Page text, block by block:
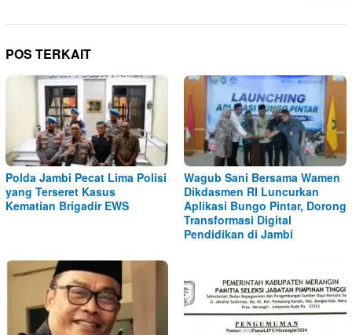
POS TERKAIT
Polda Jambi Pecat Lima Polisi
yang Terseret Kasus
Kematian Brigadir EWS
Wagub Sani Bersama Wamen
Dikdasmen RI Luncurkan
Aplikasi Bungo Pintar, Dorong
Transformasi Digital
Pendidikan di Jambi